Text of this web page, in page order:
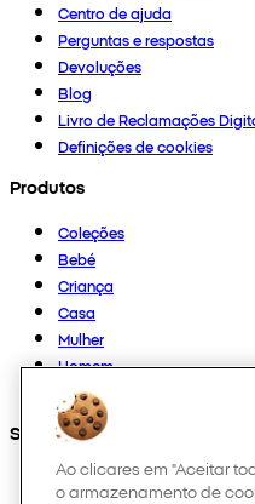
Centro de ajuda
Perguntas e respostas
Devoluções
Blog
Livro de Reclamações
Definições de cookies
Produtos
Coleções
Bebé
Criança
Casa
Mulher
Homem
Outros
Segue-nos em
Ao clicares em "Aceitar
o armazenamento de